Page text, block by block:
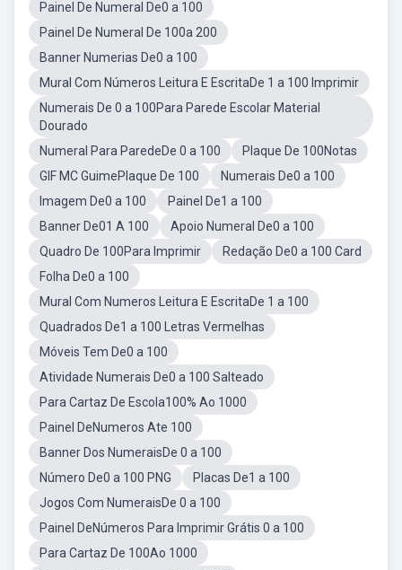
Painel De Numeral De0 a 100
Painel De Numeral De 100a 200
Banner Numerias De0 a 100
Mural Com Números Leitura E EscritaDe 1 a 100 Imprimir
Numerais De 0 a 100Para Parede Escolar Material
Dourado
Numeral Para ParedeDe 0 a 100
Plaque De 100Notas
GIF MC GuimePlaque De 100
Numerais De0 a 100
Imagem De0 a 100
Painel De1 a 100
Banner De01 A 100
Apoio Numeral De0 a 100
Quadro De 100Para Imprimir
Redação De0 a 100 Card
Folha De0 a 100
Mural Com Numeros Leitura E EscritaDe 1 a 100
Quadrados De1 a 100 Letras Vermelhas
Móveis Tem De0 a 100
Atividade Numerais De0 a 100 Salteado
Para Cartaz De Escola100% Ao 1000
Painel DeNumeros Ate 100
Banner Dos NumeraisDe 0 a 100
Número De0 a 100 PNG
Placas De1 a 100
Jogos Com NumeraisDe 0 a 100
Painel DeNúmeros Para Imprimir Grátis 0 a 100
Para Cartaz De 100Ao 1000